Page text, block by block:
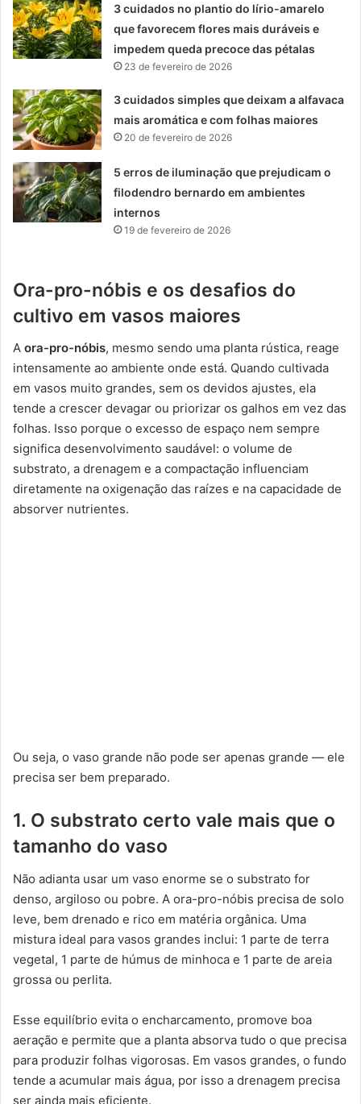
3 cuidados no plantio do lírio-amarelo
que favorecem flores mais duráveis e
impedem queda precoce das pétalas
23 de fevereiro de 2026
3 cuidados simples que deixam a alfavaca
mais aromática e com folhas maiores
20 de fevereiro de 2026
5 erros de iluminação que prejudicam o
filodendro bernardo em ambientes
internos
19 de fevereiro de 2026
Ora-pro-nóbis e os desafios do
cultivo em vasos maiores
A ora-pro-nóbis, mesmo sendo uma planta rústica, reage
intensamente ao ambiente onde está. Quando cultivada
em vasos muito grandes, sem os devidos ajustes, ela
tende a crescer devagar ou priorizar os galhos em vez das
folhas. Isso porque o excesso de espaço nem sempre
significa desenvolvimento saudável: o volume de
substrato, a drenagem e a compactação influenciam
diretamente na oxigenação das raízes e na capacidade de
absorver nutrientes.
Ou seja, o vaso grande não pode ser apenas grande — ele
precisa ser bem preparado.
1. O substrato certo vale mais que o
tamanho do vaso
Não adianta usar um vaso enorme se o substrato for
denso, argiloso ou pobre. A ora-pro-nóbis precisa de solo
leve, bem drenado e rico em matéria orgânica. Uma
mistura ideal para vasos grandes inclui: 1 parte de terra
vegetal, 1 parte de húmus de minhoca e 1 parte de areia
grossa ou perlita.
Esse equilíbrio evita o encharcamento, promove boa
aeração e permite que a planta absorva tudo o que precisa
para produzir folhas vigorosas. Em vasos grandes, o fundo
tende a acumular mais água, por isso a drenagem precisa
ser ainda mais eficiente.